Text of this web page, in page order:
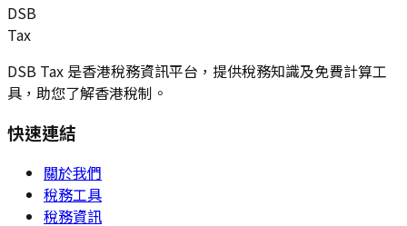
DSB
Tax
DSB Tax 是香港稅務資訊平台，提供稅務知識及免費計算工
具，助您了解香港稅制。
快速連結
關於我們
稅務工具
稅務資訊